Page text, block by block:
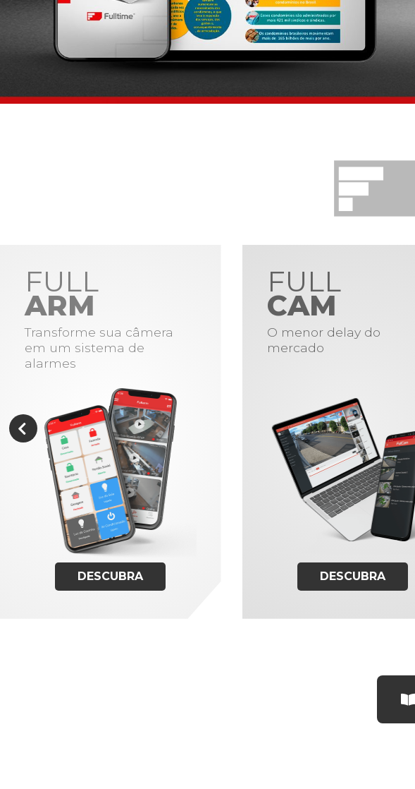
FULL
ARM
Transforme sua câmera
em um sistema de
alarmes
DESCUBRA
FULL
CAM
O menor delay do
mercado
DESCUBRA